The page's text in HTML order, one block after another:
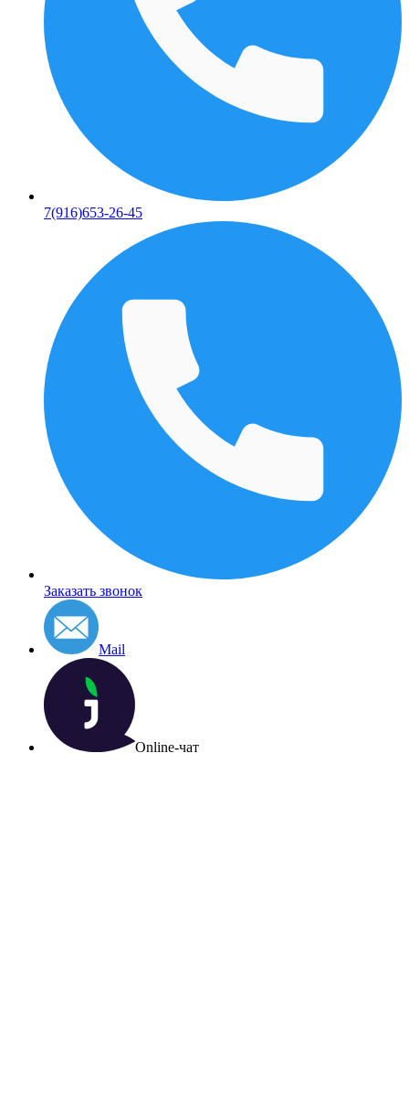
7(916)653-26-45
Заказать звонок
Mail
Online-чат